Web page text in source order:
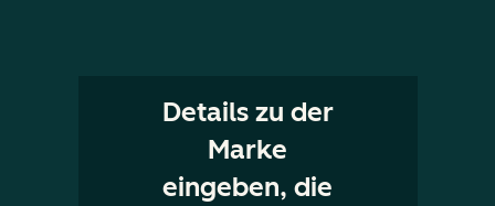
Details zu der
Marke
eingeben, die